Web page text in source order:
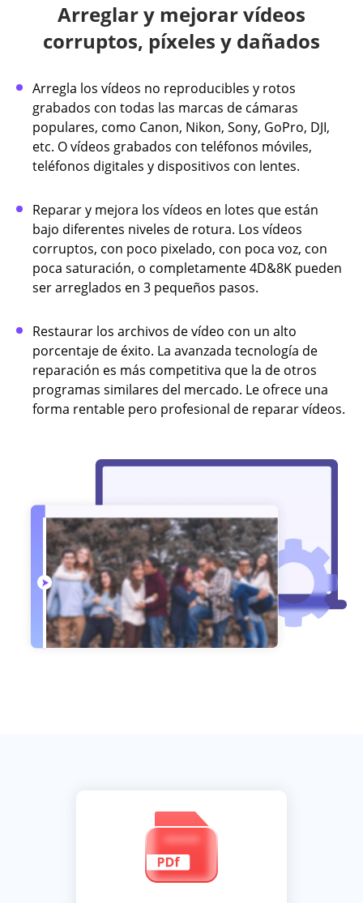
Arreglar y mejorar vídeos
corruptos, píxeles y dañados
Arregla los vídeos no reproducibles y rotos
grabados con todas las marcas de cámaras
populares, como Canon, Nikon, Sony, GoPro, DJI,
etc. O vídeos grabados con teléfonos móviles,
teléfonos digitales y dispositivos con lentes.
Reparar y mejora los vídeos en lotes que están
bajo diferentes niveles de rotura. Los vídeos
corruptos, con poco pixelado, con poca voz, con
poca saturación, o completamente 4D&8K pueden
ser arreglados en 3 pequeños pasos.
Restaurar los archivos de vídeo con un alto
porcentaje de éxito. La avanzada tecnología de
reparación es más competitiva que la de otros
programas similares del mercado. Le ofrece una
forma rentable pero profesional de reparar vídeos.